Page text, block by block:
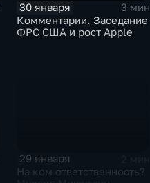
30 января
3 мин
Комментарии. Заседание
ФРС США и рост Apple
29 января
На ком ответственность?